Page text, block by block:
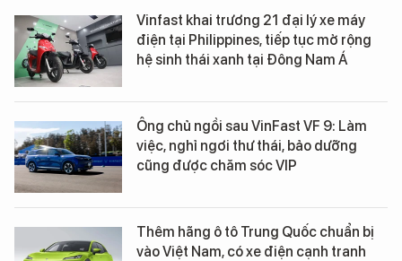
Vinfast khai trương 21 đại lý xe máy
điện tại Philippines, tiếp tục mở rộng
hệ sinh thái xanh tại Đông Nam Á
Ông chủ ngồi sau VinFast VF 9: Làm
việc, nghỉ ngơi thư thái, bảo dưỡng
cũng được chăm sóc VIP
Thêm hãng ô tô Trung Quốc chuẩn bị
vào Việt Nam, có xe điện cạnh tranh